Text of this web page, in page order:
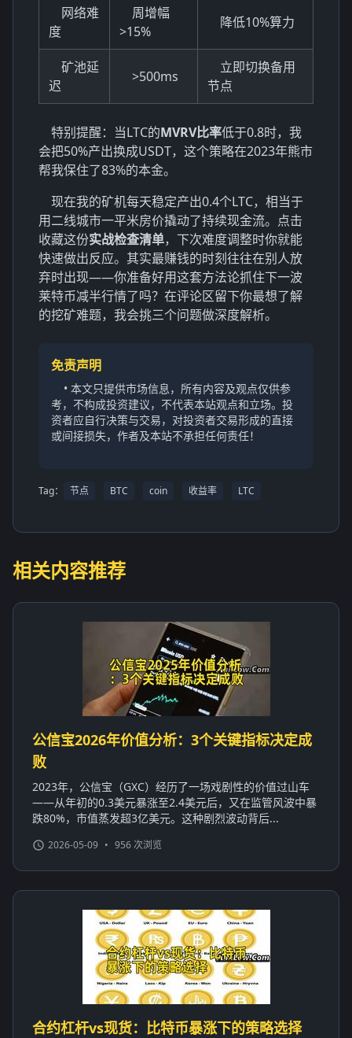
网络难
度
周增幅
>15%
降低10%算力
矿池延
迟
>500ms
立即切换备用
节点
特别提醒：当LTC的MVRV比率低于0.8时，我
会把50%产出换成USDT，这个策略在2023年熊市
帮我保住了83%的本金。
现在我的矿机每天稳定产出0.4个LTC，相当于
用二线城市一平米房价撬动了持续现金流。点击
收藏这份实战检查清单，下次难度调整时你就能
快速做出反应。其实最赚钱的时刻往往在别人放
弃时出现——你准备好用这套方法论抓住下一波
莱特币减半行情了吗？在评论区留下你最想了解
的挖矿难题，我会挑三个问题做深度解析。
免责声明
• 本文只提供市场信息，所有内容及观点仅供参
考，不构成投资建议，不代表本站观点和立场。投
资者应自行决策与交易，对投资者交易形成的直接
或间接损失，作者及本站不承担任何责任！
Tag： 节点 BTC coin 收益率 LTC
相关内容推荐
公信宝2026年价值分析：3个关键指标决定成
败
2023年，公信宝（GXC）经历了一场戏剧性的价值过山车
——从年初的0.3美元暴涨至2.4美元后，又在监管风波中暴
跌80%，市值蒸发超3亿美元。这种剧烈波动背后...
2026-05-09 • 956 次浏览
合约杠杆vs现货：比特币暴涨下的策略选择